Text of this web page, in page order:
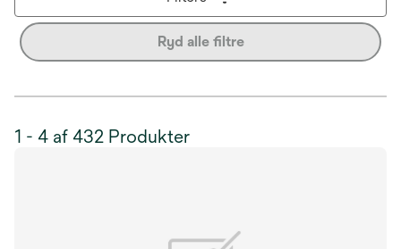
Ryd alle filtre
1 - 4 af 432 Produkter